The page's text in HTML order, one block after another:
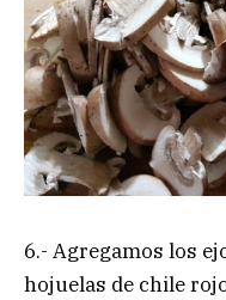
6.- Agregamos los
hojuelas de chile